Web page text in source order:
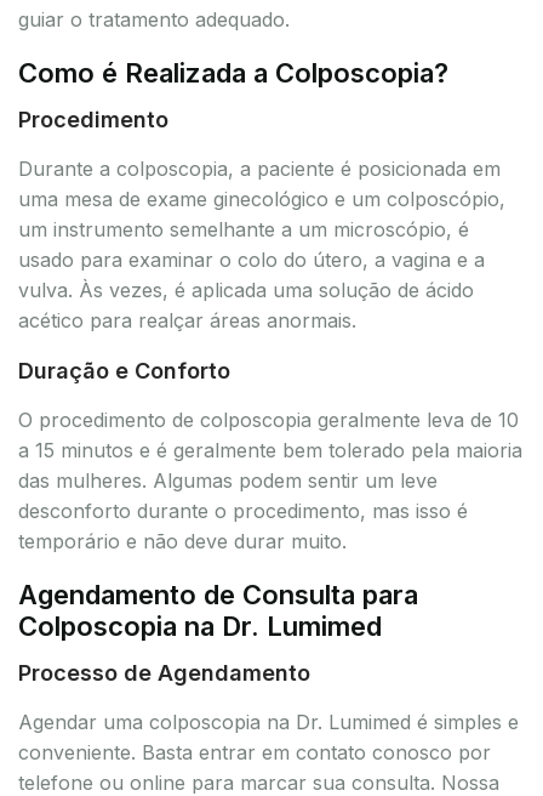
guiar o tratamento adequado.
Como é Realizada a Colposcopia?
Procedimento
Durante a colposcopia, a paciente é posicionada em
uma mesa de exame ginecológico e um colposcópio,
um instrumento semelhante a um microscópio, é
usado para examinar o colo do útero, a vagina e a
vulva. Às vezes, é aplicada uma solução de ácido
acético para realçar áreas anormais.
Duração e Conforto
O procedimento de colposcopia geralmente leva de 10
a 15 minutos e é geralmente bem tolerado pela maioria
das mulheres. Algumas podem sentir um leve
desconforto durante o procedimento, mas isso é
temporário e não deve durar muito.
Agendamento de Consulta para
Colposcopia na Dr. Lumimed
Processo de Agendamento
Agendar uma colposcopia na Dr. Lumimed é simples e
conveniente. Basta entrar em contato conosco por
telefone ou online para marcar sua consulta. Nossa